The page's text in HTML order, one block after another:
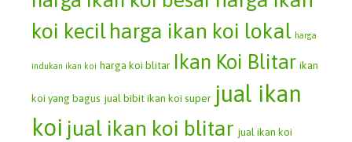
koi kecilharga ikan koi lokal harga
indukan ikan koi harga koi blitar Ikan Koi Blitar ikan
koi yang bagus jual bibit ikan koi super jual ikan
koi jual ikan koi blitar jual ikan koi